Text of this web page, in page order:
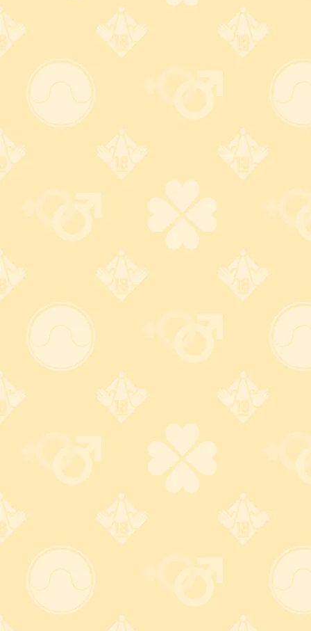
詳しくはコチラ 詳しくはコチラ
自宅以外でも受け取れる！
の営業所留め対
にも対
詳しくはコチラ
不要になったアダルトグッズを
無料で処分致します。
方限定
詳しくはコチラ
宅配便送料は全国一律500円
※ 郵便局ゆうパックは送料800
詳しくはコチラ
税込5,500円以上で送料無
どうせ購入するなら
5,500円以上が断然おトク！
詳しくはコチラ
常時SSLを採用した安心のセキュリティ面